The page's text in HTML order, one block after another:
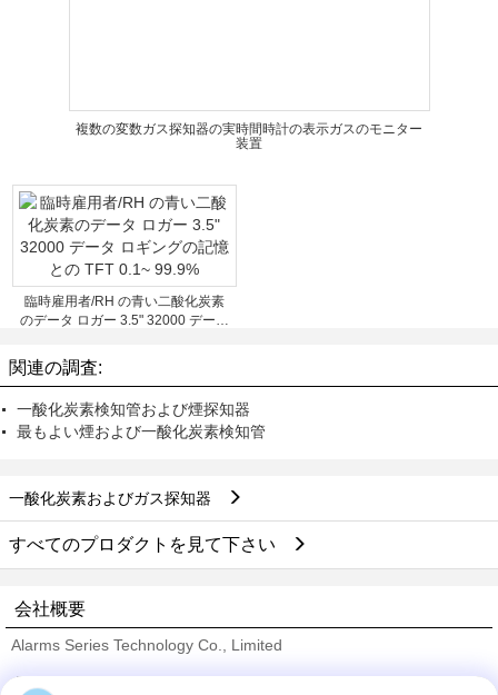
複数の変数ガス探知器の実時間時計の表示ガスのモニター
装置
臨時雇用者/RH の青い二酸化炭素
のデータ ロガー 3.5" 32000 データ
関連の調査:
一酸化炭素検知管および煙探知器
最もよい煙および一酸化炭素検知管
一酸化炭素およびガス探知器
すべてのプロダクトを見て下さい
会社概要
Alarms Series Technology Co., Limited